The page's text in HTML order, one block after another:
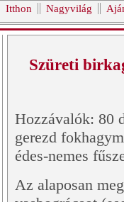
Itthon Nagyvilág
Szüreti
Hozzávalók: 80
gerezd
édes-nemes
Az alaposan